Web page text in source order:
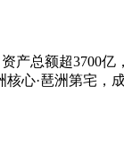
产总额超3700亿
心·琶洲第宅，